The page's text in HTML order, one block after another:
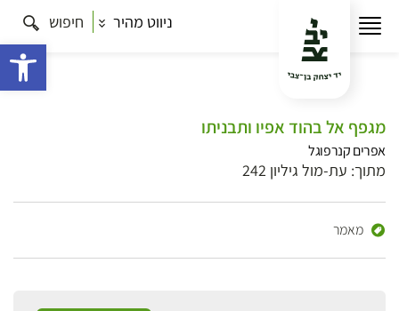
ניווט מהיר חיפוש
מגפף אל בהוד אפיו ותבניתו
אפרים קנרפוגל
מתוך: עת-מול גיליון 242
מאמר